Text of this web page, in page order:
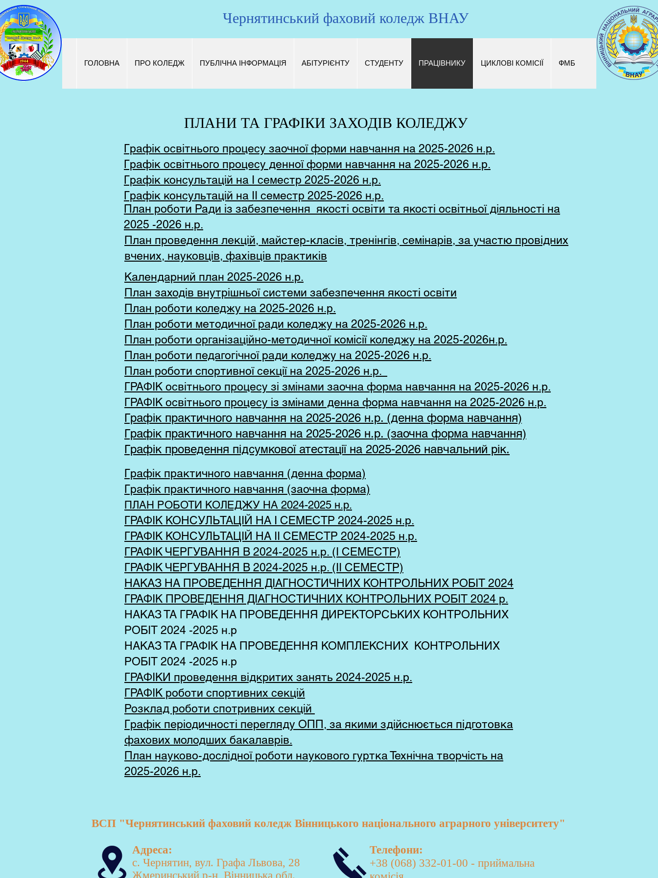
Чернятинський фаховий коледж ВНАУ
ГОЛОВНА ПРО КОЛЕДЖ ПУБЛІЧНА ІНФОРМАЦІЯ АБІТУРІЄНТУ СТУДЕНТУ ПРАЦІВНИКУ ЦИКЛОВІ КОМІСІЇ ФМБ
ПЛАНИ ТА ГРАФІКИ ЗАХОДІВ КОЛЕДЖУ
Графік освітнього процесу заочної форми навчання на 2025-2026 н.р.
Графік освітнього процесу денної форми навчання на 2025-2026 н.р.
Графік консультацій на І семестр 2025-2026 н.р.
Графік консультацій на ІІ семестр 2025-2026 н.р.
План роботи Ради із забезпечення якості освіти та якості освітньої діяльності на
2025 -2026 н.р.
План проведення лекцій, майстер-класів, тренінгів, семінарів, за участю провідних
вчених, науковців, фахівців практиків
Календарний план 2025-2026 н.р.
План заходів внутрішньої системи забезпечення якості освіти
План роботи коледжу на 2025-2026 н.р.
План роботи методичної ради коледжу на 2025-2026 н.р.
План роботи організаційно-методичної комісії коледжу на 2025-2026н.р.
План роботи педагогічної ради коледжу на 2025-2026 н.р.
План роботи спортивної секції на 2025-2026 н.р.
ГРАФІК освітнього процесу зі змінами заочна форма навчання на 2025-2026 н.р.
ГРАФІК освітнього процесу із змінами денна форма навчання на 2025-2026 н.р.
Графік практичного навчання на 2025-2026 н.р. (денна форма навчання)
Графік практичного навчання на 2025-2026 н.р. (заочна форма навчання)
Графік проведення підсумкової атестації на 2025-2026 навчальний рік.
Графік практичного навчання (денна форма)
Графік практичного навчання (заочна форма)
ПЛАН РОБОТИ КОЛЕДЖУ НА 2024-2025 н.р.
ГРАФІК КОНСУЛЬТАЦІЙ НА I СЕМЕСТР 2024-2025 н.р.
ГРАФІК КОНСУЛЬТАЦІЙ НА IІ СЕМЕСТР 2024-2025 н.р.
ГРАФІК ЧЕРГУВАННЯ В 2024-2025 н.р. (I СЕМЕСТР)
ГРАФІК ЧЕРГУВАННЯ В 2024-2025 н.р. (IІ СЕМЕСТР)
НАКАЗ НА ПРОВЕДЕННЯ ДІАГНОСТИЧНИХ КОНТРОЛЬНИХ РОБІТ 2024
ГРАФІК ПРОВЕДЕННЯ ДІАГНОСТИЧНИХ КОНТРОЛЬНИХ РОБІТ 2024 р.
НАКАЗ ТА ГРАФІК НА ПРОВЕДЕННЯ ДИРЕКТОРСЬКИХ КОНТРОЛЬНИХ
РОБІТ 2024 -2025 н.р
НАКАЗ ТА ГРАФІК НА ПРОВЕДЕННЯ КОМПЛЕКСНИХ КОНТРОЛЬНИХ
РОБІТ 2024 -2025 н.р
ГРАФІКИ проведення відкритих занять 2024-2025 н.р.
ГРАФІК роботи спортивних секцій
Розклад роботи спотривних секцій
Графік періодичності перегляду ОПП, за якими здійснюється підготовка
фахових молодших бакалаврів.
План науково-дослідної роботи наукового гуртка Технічна творчість на
2025-2026 н.р.
ВСП "Чернятинський фаховий коледж Вінницького національного аграрного університету"
Адреса:
с. Чернятин, вул. Графа Львова, 28
Жмеринський р-н, Вінницька обл.
Телефони:
+38 (068) 332-01-00 - приймальна